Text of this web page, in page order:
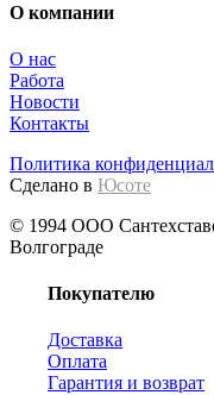
О компании
О нас
Работа
Новости
Контакты
Политика
Сделано в Юсоте
© 1994 ООО
Волгограде
Покупателю
Доставка
Оплата
Гарантия и возврат